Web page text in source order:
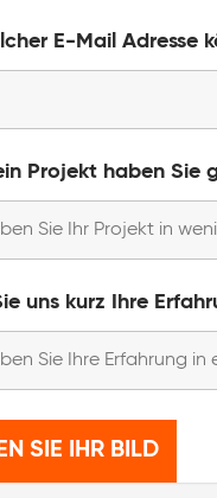
E-Mail Adresse
Projekt haben Sie
uns kurz Ihre
SIE IHR BILD